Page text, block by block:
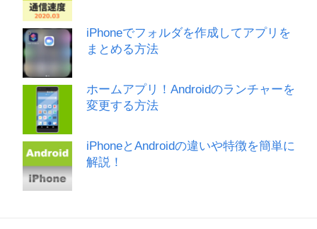
iPhoneでフォルダを作成してアプリを
まとめる方法
ホームアプリ！Androidのランチャーを
変更する方法
iPhoneとAndroidの違いや特徴を簡単に
解説！